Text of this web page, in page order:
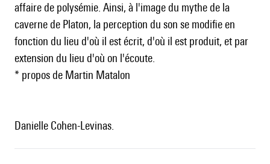
affaire de polysémie. Ainsi, à l'image du mythe de la
caverne de Platon, la perception du son se modifie en
fonction du lieu d'où il est écrit, d'où il est produit, et par
extension du lieu d'où on l'écoute.
* propos de Martin Matalon
Danielle Cohen-Levinas.